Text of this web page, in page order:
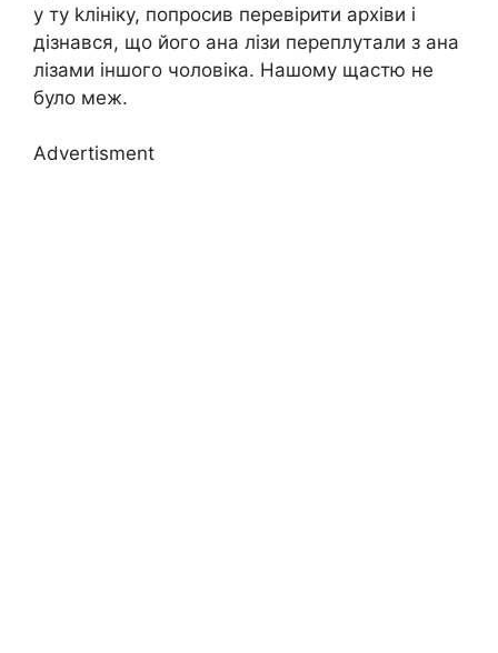
у ту kлініку, попросив перевірити архіви і
дізнався, що його ана лізи переплутали з ана
лізами іншого чоловіка. Нашому щастю не
було меж.
Advertisment